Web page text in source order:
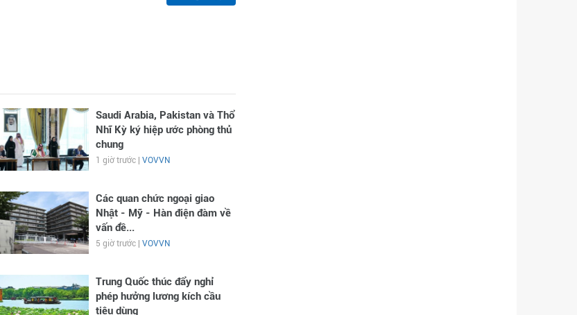
Saudi Arabia, Pakistan và Thổ
Nhĩ Kỳ ký hiệp ước phòng thủ
chung
1 giờ trước | VOVVN
Các quan chức ngoại giao
Nhật - Mỹ - Hàn điện đàm về
vấn đề...
5 giờ trước | VOVVN
Trung Quốc thúc đẩy nghỉ
phép hưởng lương kích cầu
tiêu dùng